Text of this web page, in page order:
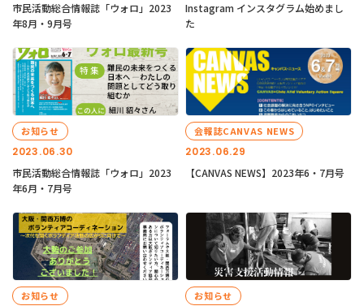
市民活動総合情報誌「ウォロ」2023
年8月・9月号
Instagram インスタグラム始めまし
た
2023.06.30
お知らせ
市民活動総合情報誌「ウォロ」2023
年6月・7月号
2023.06.29
会報誌CANVAS NEWS
【CANVAS NEWS】2023年6・7月号
お知らせ お知らせ